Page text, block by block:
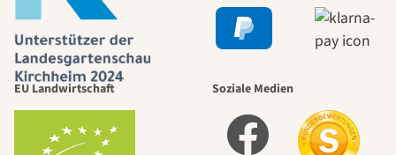
EU Landwirtschaft Soziale Medien